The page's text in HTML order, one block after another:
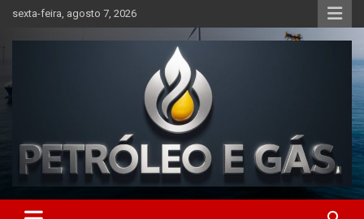
content
sexta-feira, agosto 7, 2026
Petróleo e Gás | Últimas